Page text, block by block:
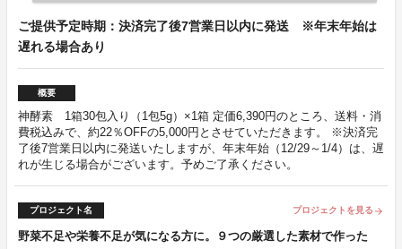
ご提供予定時期：決済完了後7営業日以内に発送 ※年末年始は
遅れる場合あり
概要
神酵素 1箱30包入り（1包5g）×1箱 定価6,390円のところ、送料・消
費税込みで、約22％OFFの5,000円とさせていただきます。 ※決済完
了後7営業日以内に発送いたしますが、年末年始（12/29～1/4）は、遅
れが生じる場合がございます。予めご了承ください。
プロジェクト名 プロジェクトを見る arrow_forward
野菜不足や栄養不足が気になる方に。９つの厳選した素材で作った